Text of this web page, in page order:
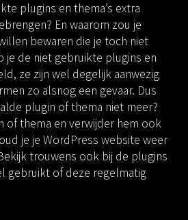
plugins en thema’s extra
En waarom zou je
bewaren die je toch niet
je de niet gebruikte plugins en
ze zijn wel degelijk aanwezig
zo alsnog een gevaar. Dus
plugin of thema niet meer?
of thema en verwijder hem ook
je je WordPress website weer
trouwens ook bij de plugins
gebruikt of deze regelmatig